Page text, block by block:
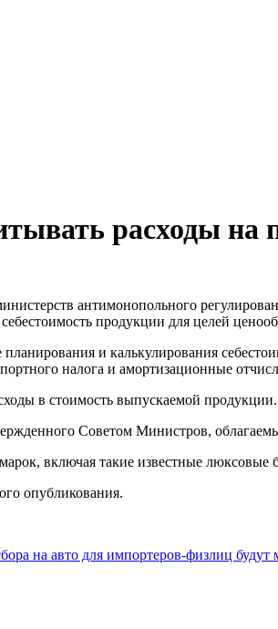
расходы на
антимонопольного
продукции для целей
и калькулирования
налога и амортизационные
в стоимость выпускаемой продукции.
Советом Министров,
включая такие известные
опубликования.
на авто для импортеров-физлиц